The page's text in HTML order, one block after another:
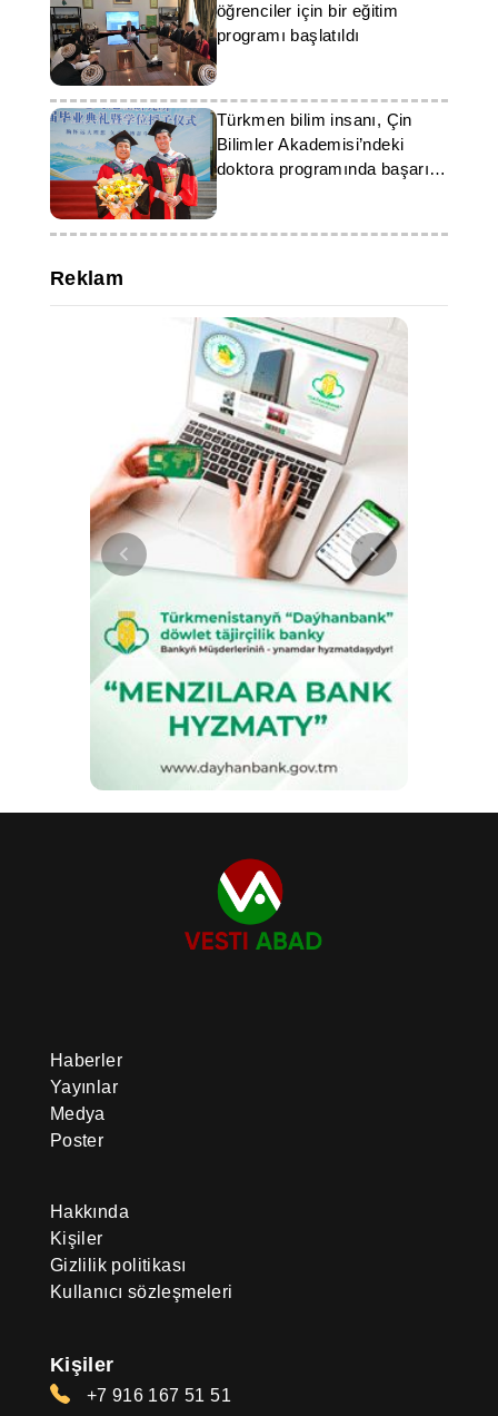
öğrenciler için bir eğitim
programı başlatıldı
Türkmen bilim insanı, Çin
Bilimler Akademisi’ndeki
doktora programında başarı
elde etti
Reklam
Haberler
Yayınlar
Medya
Poster
Hakkında
Kişiler
Gizlilik politikası
Kullanıcı sözleşmeleri
Kişiler
+7 916 167 51 51